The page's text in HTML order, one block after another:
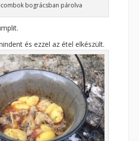
bográcsban párolva
és ezzel az étel elkészült.